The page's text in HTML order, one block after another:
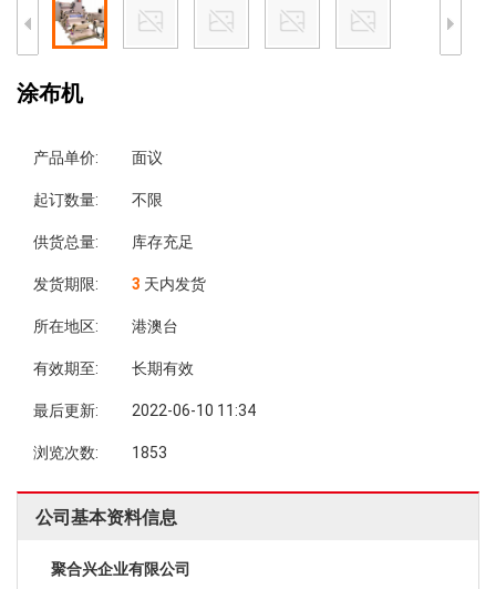
涂布机
产品单价: 面议
起订数量: 不限
供货总量: 库存充足
发货期限: 3 天内发货
所在地区: 港澳台
有效期至: 长期有效
最后更新: 2022-06-10 11:34
浏览次数: 1853
公司基本资料信息
聚合兴企业有限公司